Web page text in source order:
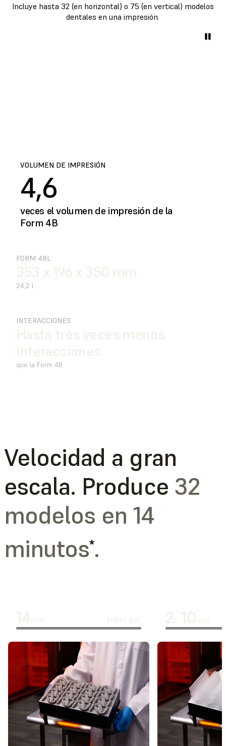
Incluye hasta 32 (en horizontal) o 75 (en vertical) modelos
dentales en una impresión.
VOLUMEN DE IMPRESIÓN
4,6
veces el volumen de impresión de la
Form 4B
FORM 4BL
353 x 196 x 350 mm
24,2 l
INTERACCIONES
Hasta tres veces menos
interacciones
que la Form 4B
Velocidad a gran
escala. Produce 32
modelos en 14
minutos*.
14min FORM 4BL 2h 10min